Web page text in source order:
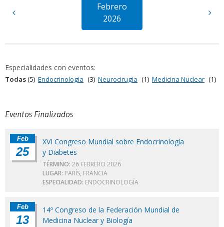
Febrero
2026
Especialidades con eventos:
Todas(5) Endocrinología (3) Neurocirugía (1) Medicina Nuclear (1)
Eventos Finalizados
Feb
25
XVI Congreso Mundial sobre Endocrinología
y Diabetes
TÉRMINO: 26 FEBRERO 2026
LUGAR: PARÍS, FRANCIA
ESPECIALIDAD: ENDOCRINOLOGÍA
Feb
13
14º Congreso de la Federación Mundial de
Medicina Nuclear y Biología